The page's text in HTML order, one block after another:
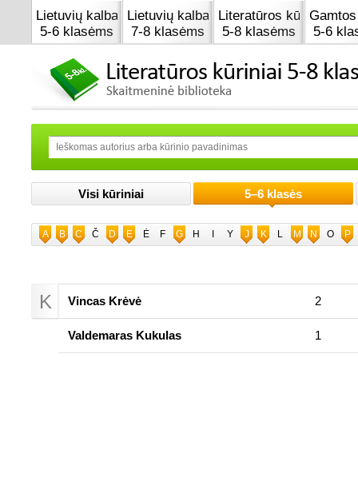
Lietuvių kalba
5-6 klasėms
Lietuvių kalba
7-8 klasėms
Literatūros kūrinai
5-8 klasėms
5-6
Visi kūriniai 5–6 klasės
A B C Č D E Ė F G H Y J K L M N O P
K Vincas Krėvė 2
Valdemaras Kukulas 1